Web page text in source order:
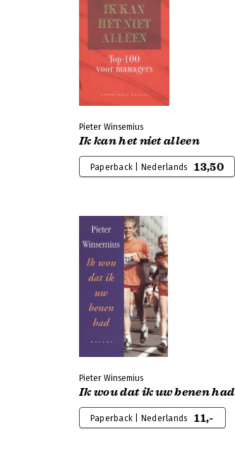
Pieter Winsemius
Ik kan het niet alleen
Paperback | Nederlands 13,50
Pieter Winsemius
Ik wou dat ik uw benen had
Paperback | Nederlands 11,-